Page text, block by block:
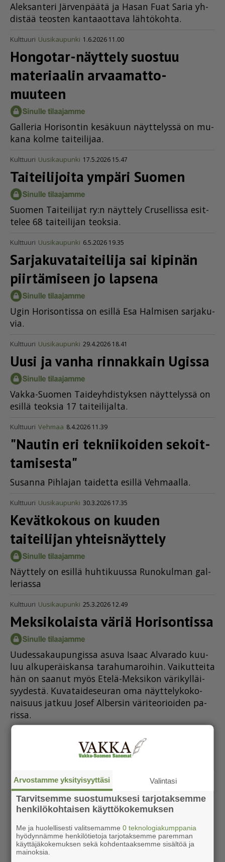
Alek­san­te­ri Jär­ven­pää­tä ja Ha­san Fuat Sa­ria yh­
dis­tää te­os­ten kan­taa­ot­ta­va läh­tö­koh­ta.
Kulttuuri Uusikaupunki 1.6.2026 11.00
Hongotar-näyttely suostuu
materiaalin arvaa­mat­to­
muuteen
Gal­le­ria Ho­ri­son­tin ke­sä­kuun näyt­te­lys­sä on mu­
ka­na kol­me tai­tei­li­jaa.
Kulttuuri Uusikaupunki 17.5.2026 15.47
Taiteilijoita ympäri Suomen
Suo­men Tai­tei­li­jat ry:n näyt­te­ly Cru­sel­lis­sa esit­
te­lee 68 tai­tei­li­jan te­ok­sia.
Kulttuuri Uusikaupunki 6.5.2026 19.35
Sarja­ku­va­tai­teilija sai kipinän
piirtämiseen jo lapsena
Ugin Ho­ri­son­tis­sa on esil­lä Esa Hal­mi­sen sar­ja­ku­
via.
Kulttuuri Uusikaupunki 29.4.2026 18.41
Uusi ja vanha rinnakkain Ugissa
Vak­ka-Suo­men Tai­deyh­dis­tyk­sen näyt­te­lys­sä on
esil­lä te­ok­sia 17 tai­tei­li­jal­ta.
Kulttuuri Vehmaa 8.4.2026 11.39
"Nautin eri tekniikoiden sekoit­
ta­mi­sesta"
Su­san­na Pih­la­jan tai­det­ta esil­lä Veh­maal­la.
Kulttuuri Uusikaupunki 30.3.2026 17.35
Kevätkokous on kuuden
taiteilijan yhteisnäyttely
Näyt­te­ly on esil­lä huh­ti­kuus­sa Ru­no­kul­man gal­
le­ri­as­sa
Kulttuuri Uusikaupunki 25.3.2026 12.49
Meksikolaista väriä Horisontissa
Uu­des­sa­kau­pun­gis­sa asu­va Isaac Al­va­ra­do kuu­
luu al­ku­pe­räis­kan­sa ta­ra­hu­ma­roi­hin. Vai­kut­tei­ta
hän on saa­nut myös Ete­lä-Mek­si­kon vä­ri­kyl­läi­
syy­des­tä. Ku­va­tai­de­seu­ran oma näyt­te­ly­ko­ko­
nai­suus jat­kuu Jo­sef Al­ber­sin vä­ri­te­o­ri­oi­den pa­
ris­sa.
3 4 ...
Arvostamme yksityisyyttäsi Valintasi
Tarvitsemme suostumuksesi tarjotaksemme
henkilökohtaisen käyttökokemuksen
Me ja huolellisesti valitsemamme0 teknologiakumppania
hyödynnämme henkilötietoja tarjotaksemme paremman
käyttäjäkokemuksen sekä kohdentaaksemme sisältöä ja
mainoksia.